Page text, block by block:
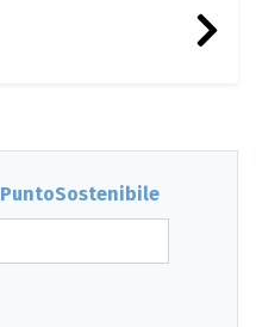
PuntoSostenibile